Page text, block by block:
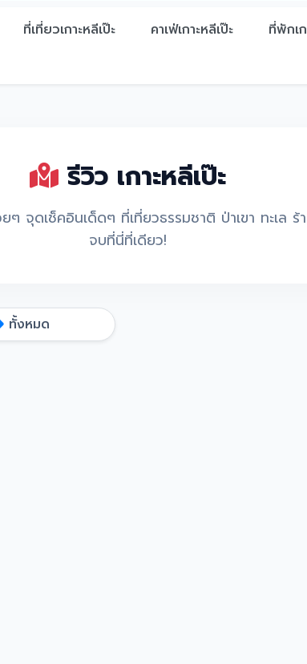
ที่เที่ยวเกาะหลีเป๊ะ คาเฟ่เกาะหลีเป๊ะ
ที่พักเก
รีวิว เกาะหลีเป๊ะ
ดเช็คอินเด็ดๆ ที่เที่ยวธรรมชาติ ป่าเขา ทะเล ร้า
จบที่นี่ที่เดียว!
ทั้งหมด